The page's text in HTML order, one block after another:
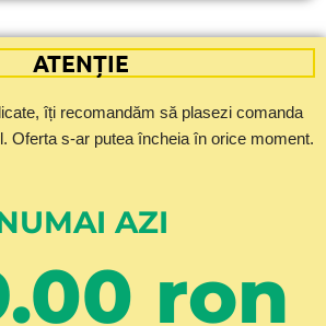
ATENȚIE
îți recomandăm să plasezi comanda
Oferta s-ar putea încheia în orice moment.
AZI
ron